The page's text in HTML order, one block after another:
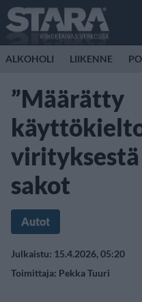
ALKOHOLI LIIKENNE
”Määrätty
virityksestä
sakot
Autot
Julkaistu: 15.4.2026, 05:20
Toimittaja: Pekka Tuuri